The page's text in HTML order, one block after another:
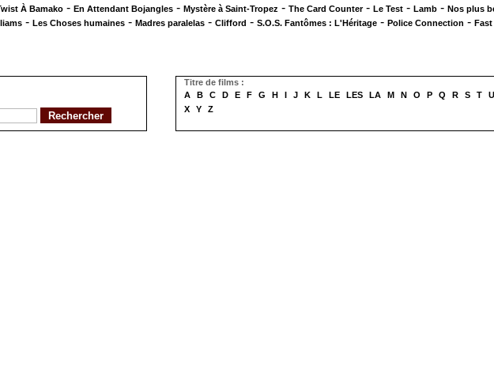
À Bamako - En Attendant Bojangles - Mystère à Saint-Tropez - The Card Counter- Le Test - Lamb - Nos plus
- Les Choses humaines - Madres paralelas - Clifford - S.O.S. Fantômes : L'Héritage - Police Connection -
Titre de films :
A
B C D E F G H I J K L LE LES LA M N O P Q R S T U
X
Y Z